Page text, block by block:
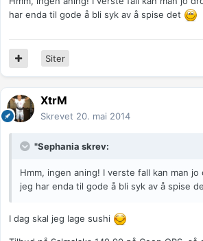
har enda til gode å bli syk av å spise det
Siter
XtrM
Skrevet 20. mai 2014
"Sephania skrev:
Hmm, ingen aning! I verste fall kan man
jeg har enda til gode å bli syk av å spise
I dag skal jeg lage sushi